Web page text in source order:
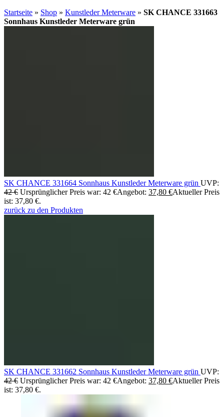
Startseite » Shop » Kunstleder Meterware » SK CHANCE 331663
Sonnhaus Kunstleder Meterware grün
SK CHANCE 331664 Sonnhaus Kunstleder Meterware grün UVP:
42€ Ursprünglicher Preis war: 42 €Angebot: 37,80 €Aktueller Preis
ist: 37,80 €.
zurück zu den Produkten
SK CHANCE 331662 Sonnhaus Kunstleder Meterware grün UVP:
42€ Ursprünglicher Preis war: 42 €Angebot: 37,80 €Aktueller Preis
ist: 37,80 €.